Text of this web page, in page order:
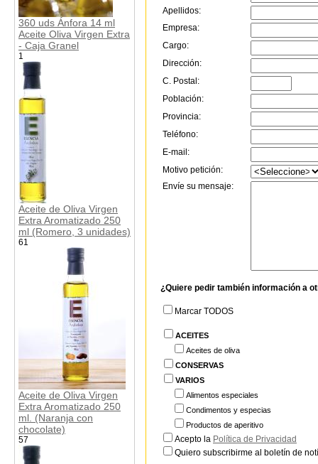
360 uds Ánfora 14 ml
Aceite Oliva Virgen Extra
- Caja Granel
1
Aceite de Oliva Virgen
Extra Aromatizado 250
ml (Romero, 3 unidades)
61
Aceite de Oliva Virgen
Extra Aromatizado 250
ml. (Naranja con
chocolate)
57
Apellidos:
Empresa:
Cargo:
Dirección:
C. Postal:
Población:
Provincia:
Teléfono:
E-mail:
Motivo petición:
Envíe su mensaje:
¿Quiere pedir también información a
Marcar TODOS
ACEITES
Aceites de oliva
CONSERVAS
VARIOS
Alimentos especiales
Condimentos y especias
Productos de aperitivo
Acepto la Política de Privacidad
Quiero subscribirme al boletín de